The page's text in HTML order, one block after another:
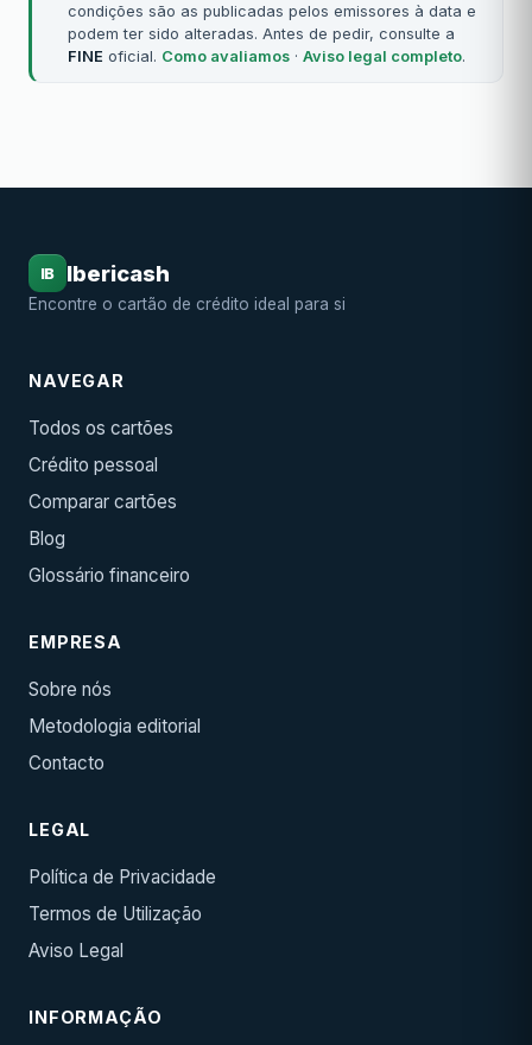
condições são as publicadas pelos emissores à data e
podem ter sido alteradas. Antes de pedir, consulte a
FINE oficial. Como avaliamos · Aviso legal completo.
IB Ibericash
Encontre o cartão de crédito ideal para si
NAVEGAR
Todos os cartões
Crédito pessoal
Comparar cartões
Blog
Glossário financeiro
EMPRESA
Sobre nós
Metodologia editorial
Contacto
LEGAL
Política de Privacidade
Termos de Utilização
Aviso Legal
INFORMAÇÃO